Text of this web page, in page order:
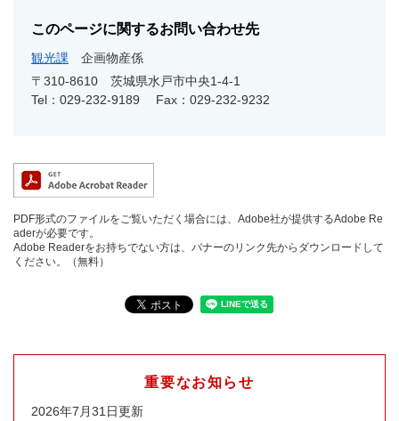
このページに関するお問い合わせ先
観光課
企画物産係
〒310-8610
茨城県水戸市中央1-4-1
Tel：029-232-9189
Fax：029-232-9232
PDF形式のファイルをご覧いただく場合には、Adobe社が提供するAdobe Re
aderが必要です。
Adobe Readerをお持ちでない方は、バナーのリンク先からダウンロードして
ください。（無料）
重要なお知らせ
2026年7月31日更新